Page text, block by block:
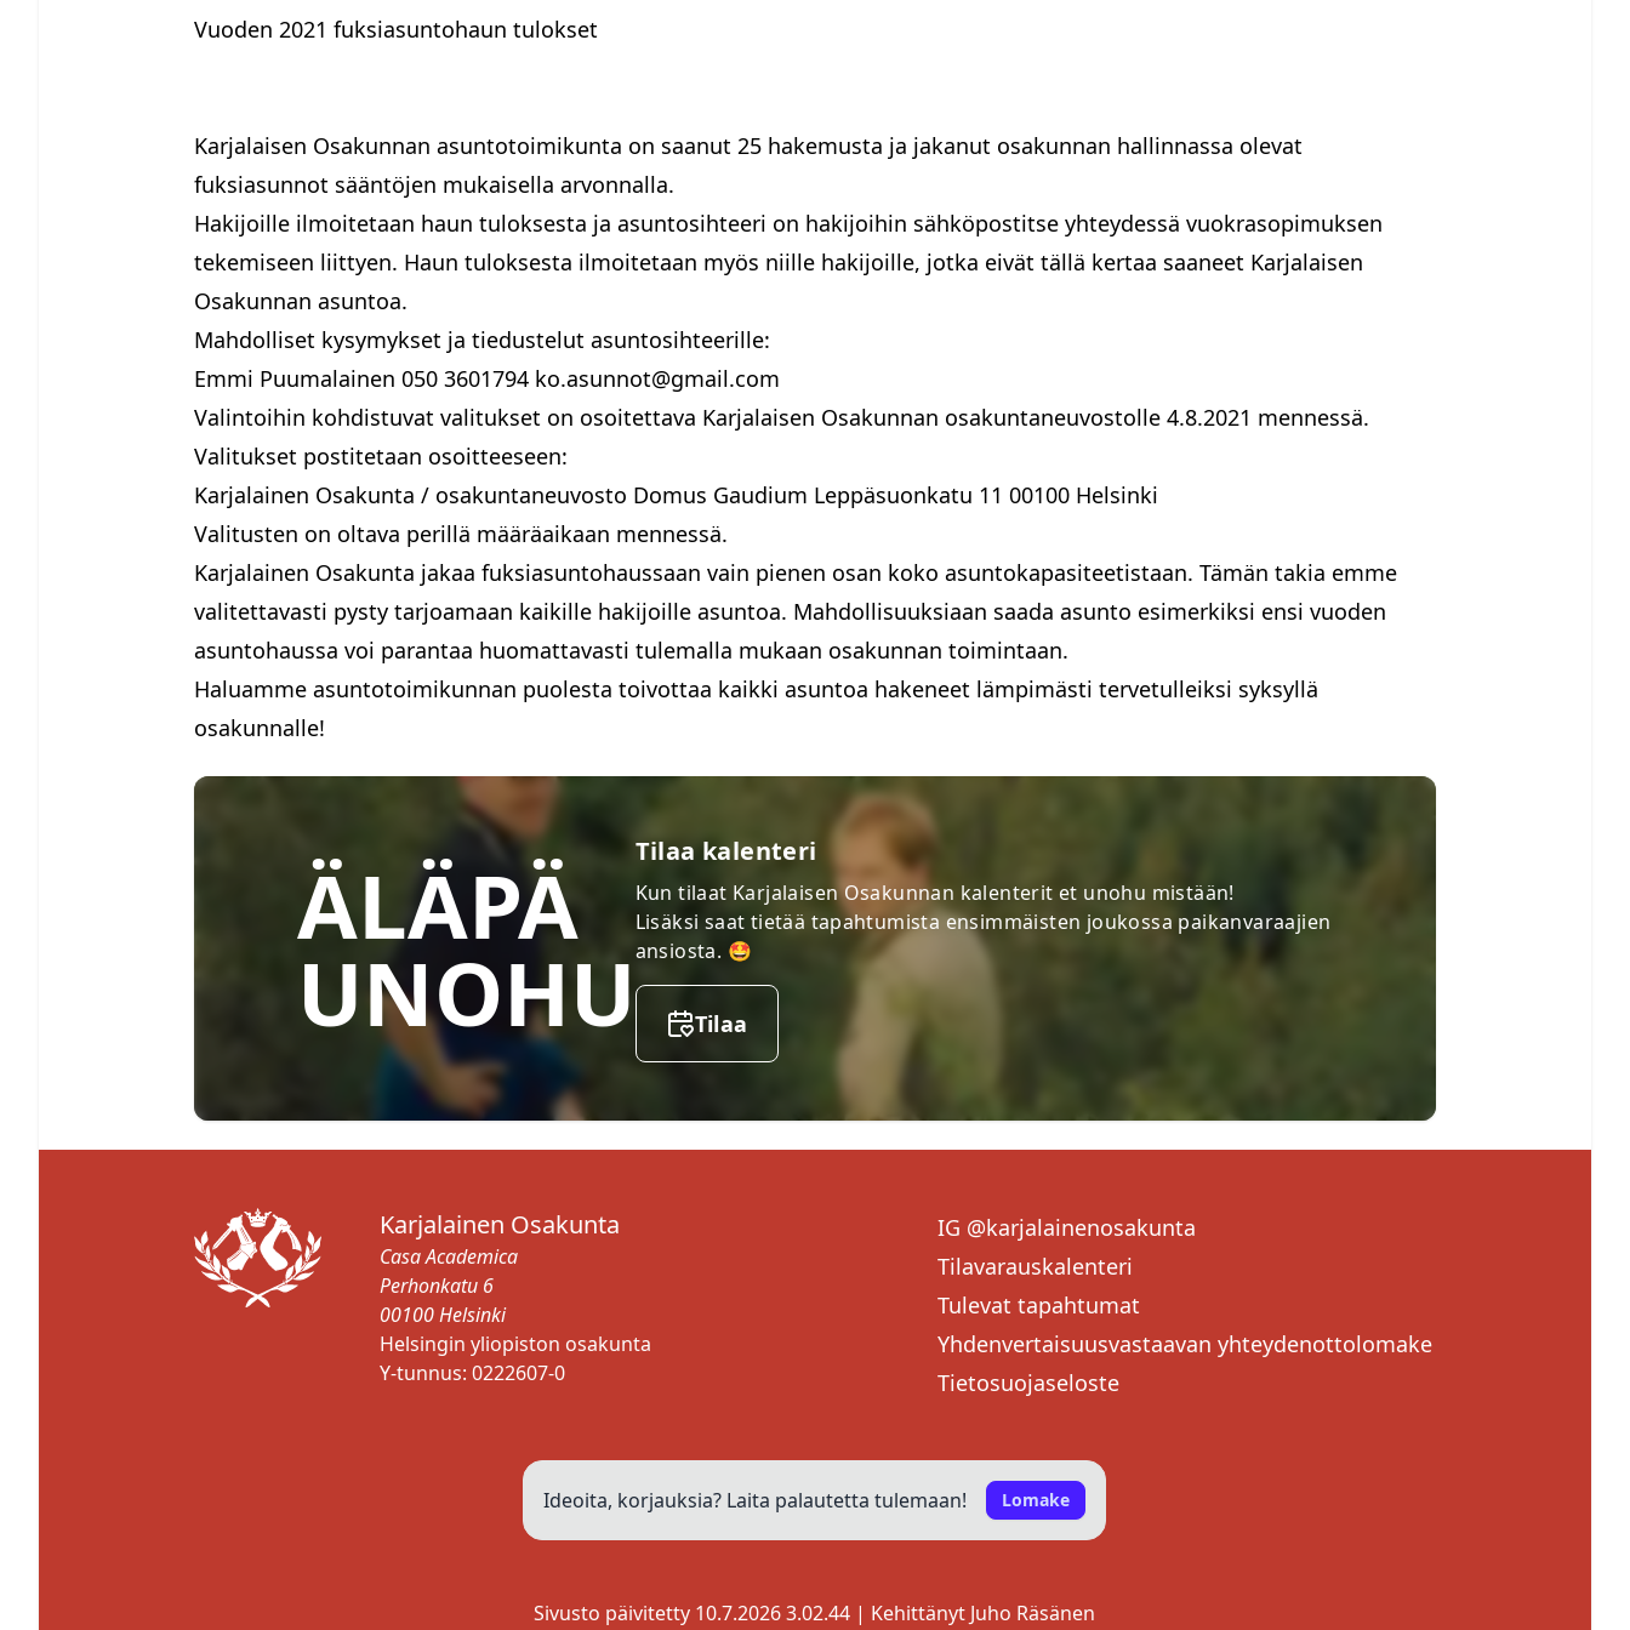
Vuoden 2021 fuksiasuntohaun tulokset
Karjalaisen Osakunnan asuntotoimikunta on saanut 25 hakemusta ja jakanut osakunnan hallinnassa olevat
fuksiasunnot sääntöjen mukaisella arvonnalla.
Hakijoille ilmoitetaan haun tuloksesta ja asuntosihteeri on hakijoihin sähköpostitse yhteydessä vuokrasopimuksen
tekemiseen liittyen. Haun tuloksesta ilmoitetaan myös niille hakijoille, jotka eivät tällä kertaa saaneet Karjalaisen
Osakunnan asuntoa.
Mahdolliset kysymykset ja tiedustelut asuntosihteerille:
Emmi Puumalainen 050 3601794 ko.asunnot@gmail.com
Valintoihin kohdistuvat valitukset on osoitettava Karjalaisen Osakunnan osakuntaneuvostolle 4.8.2021 mennessä.
Valitukset postitetaan osoitteeseen:
Karjalainen Osakunta / osakuntaneuvosto Domus Gaudium Leppäsuonkatu 11 00100 Helsinki
Valitusten on oltava perillä määräaikaan mennessä.
Karjalainen Osakunta jakaa fuksiasuntohaussaan vain pienen osan koko asuntokapasiteetistaan. Tämän takia emme
valitettavasti pysty tarjoamaan kaikille hakijoille asuntoa. Mahdollisuuksiaan saada asunto esimerkiksi ensi vuoden
asuntohaussa voi parantaa huomattavasti tulemalla mukaan osakunnan toimintaan.
Haluamme asuntotoimikunnan puolesta toivottaa kaikki asuntoa hakeneet lämpimästi tervetulleiksi syksyllä
osakunnalle!
ÄLÄPÄ
UNOHU
Tilaa kalenteri
Kun tilaat Karjalaisen Osakunnan kalenterit et unohu mistään!
Lisäksi saat tietää tapahtumista ensimmäisten joukossa paikanvaraajien
ansiosta. 🤩
Tilaa
iCal-osoite
Google Kalenteri (suora linkki)
Google Kalenteri (ohje)
iCloud-kalenteritilaus
Karjalainen Osakunta
Casa Academica
Perhonkatu 6
00100 Helsinki
Helsingin yliopiston osakunta
Y-tunnus: 0222607-0
IG @karjalainenosakunta
Tilavarauskalenteri
Tulevat tapahtumat
Yhdenvertaisuusvastaavan yhteydenottolomake
Tietosuojaseloste
Ideoita, korjauksia? Laita palautetta tulemaan! Lomake
Sivusto päivitetty 10.7.2026 3.02.44 | Kehittänyt Juho Räsänen